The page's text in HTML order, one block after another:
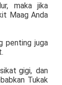
maka jika
Maag Anda
penting juga
gigi, dan
Tukak